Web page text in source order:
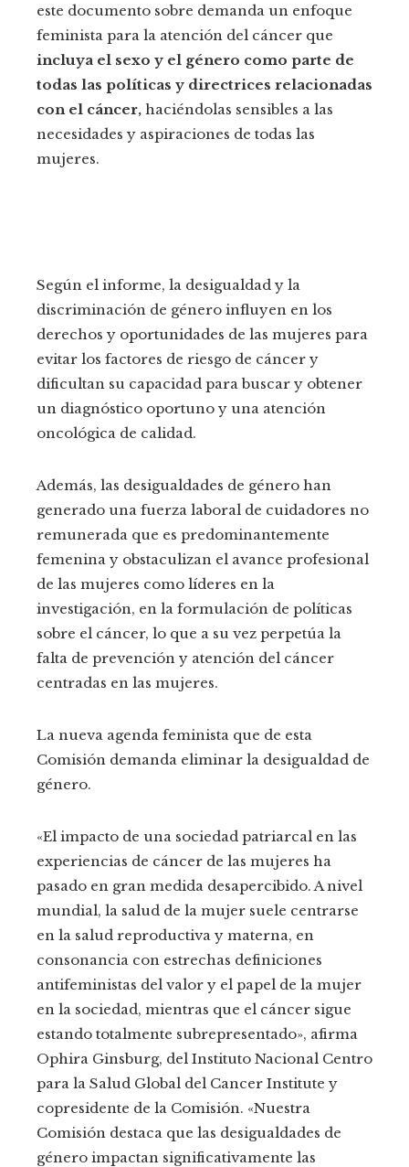
este documento sobre demanda un enfoque
feminista para la atención del cáncer que
incluya el sexo y el género como parte de
todas las políticas y directrices relacionadas
con el cáncer, haciéndolas sensibles a las
necesidades y aspiraciones de todas las
mujeres.
Según el informe, la desigualdad y la
discriminación de género influyen en los
derechos y oportunidades de las mujeres para
evitar los factores de riesgo de cáncer y
dificultan su capacidad para buscar y obtener
un diagnóstico oportuno y una atención
oncológica de calidad.
Además, las desigualdades de género han
generado una fuerza laboral de cuidadores no
remunerada que es predominantemente
femenina y obstaculizan el avance profesional
de las mujeres como líderes en la
investigación, en la formulación de políticas
sobre el cáncer, lo que a su vez perpetúa la
falta de prevención y atención del cáncer
centradas en las mujeres.
La nueva agenda feminista que de esta
Comisión demanda eliminar la desigualdad de
género.
«El impacto de una sociedad patriarcal en las
experiencias de cáncer de las mujeres ha
pasado en gran medida desapercibido. A nivel
mundial, la salud de la mujer suele centrarse
en la salud reproductiva y materna, en
consonancia con estrechas definiciones
antifeministas del valor y el papel de la mujer
en la sociedad, mientras que el cáncer sigue
estando totalmente subrepresentado», afirma
Ophira Ginsburg, del Instituto Nacional Centro
para la Salud Global del Cancer Institute y
copresidente de la Comisión. «Nuestra
Comisión destaca que las desigualdades de
género impactan significativamente las